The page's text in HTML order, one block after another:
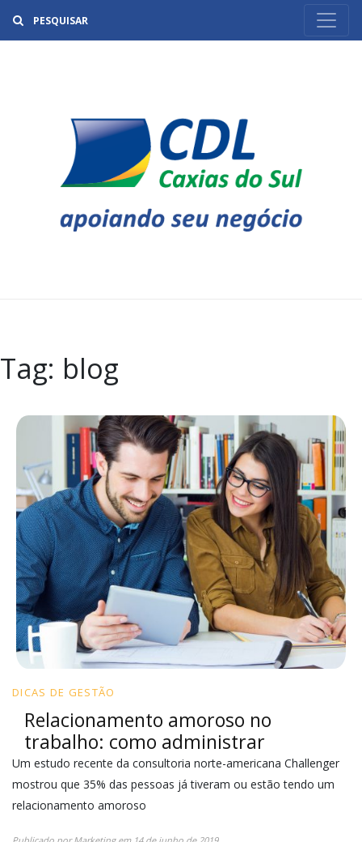
Tag: blog
DICAS DE GESTÃO
Relacionamento amoroso no
trabalho: como administrar
Um estudo recente da consultoria norte-americana Challenger
mostrou que 35% das pessoas já tiveram ou estão tendo um
relacionamento amoroso